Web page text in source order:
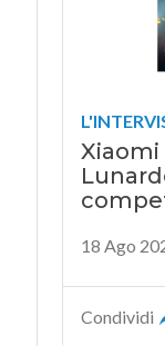
18 Ago
Condividi